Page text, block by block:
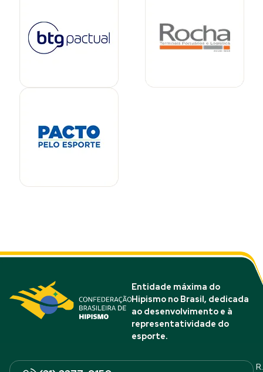
Entidade máxima do
Hipismo no Brasil, dedicada
ao desenvolvimento e à
representatividade do
esporte.
R.